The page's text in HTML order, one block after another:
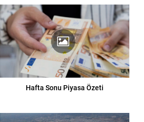
Hafta Sonu Piyasa Özeti